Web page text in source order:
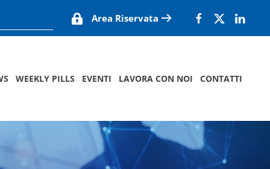
Area Riservata
WEEKLY PILLS EVENTI LAVORA CON NOI CONTATTI